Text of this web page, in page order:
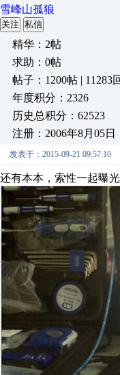
雪峰山孤狼
关注 私信
精华：2帖
求助：0帖
帖子：1200帖 | 11283
年度积分：2326
历史总积分：62523
注册：2006年8月05日
发表于：2015-09-21 09:57:10
还有本本，索性一起曝